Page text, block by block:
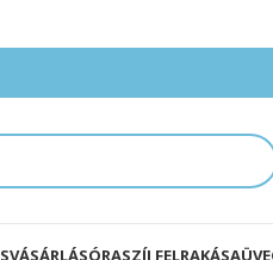
VÁSÁRLÁSÓRASZÍJ FELRAKÁSA